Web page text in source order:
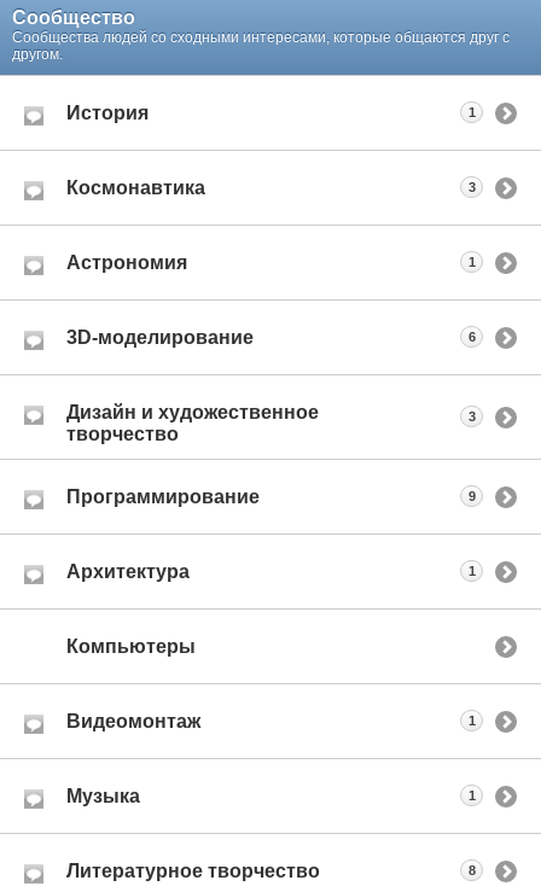
Сообщество
Сообщества людей со сходными интересами, которые общаются друг с
другом.
История 1
Космонавтика 3
Астрономия 1
3D-моделирование 6
Дизайн и художественное
творчество
3
Программирование 9
Архитектура 1
Компьютеры
Видеомонтаж 1
Музыка 1
Литературное творчество 8